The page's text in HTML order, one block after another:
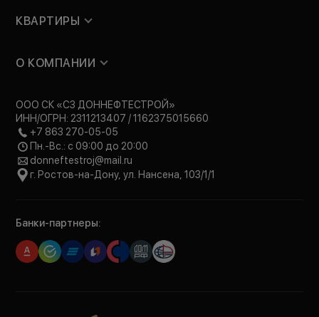
КВАРТИРЫ
О КОМПАНИИ
ООО СК «СЗ ДОННЕФТЕСТРОЙ»
ИНН/ОГРН: 2311213407 / 1162375015660
+7 863 270-05-05
Пн.-Вс.: с 09:00 до 20:00
donneftestroj@mail.ru
г. Ростов-на-Дону, ул. Нансена, 103/1/1
Банки-партнеры: